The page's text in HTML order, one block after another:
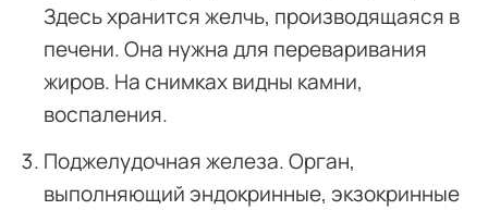
Здесь хранится желчь, производящаяся в
печени. Она нужна для переваривания
жиров. На снимках видны камни,
воспаления.
Поджелудочная железа. Орган,
выполняющий эндокринные, экзокринные